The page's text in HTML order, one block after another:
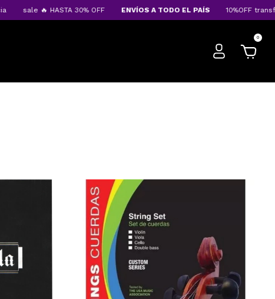
sale 🔥 HASTA 30% OFF ENVÍOS A TODO EL PAÍS 10%OFF
0